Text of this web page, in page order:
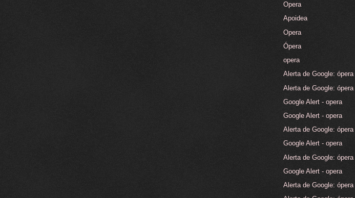
Opera
Apoidea
Opera
Ópera
opera
Alerta de Google: ópera
Alerta de Google: ópera
Google Alert - opera
Google Alert - opera
Alerta de Google: ópera
Google Alert - opera
Alerta de Google: ópera
Google Alert - opera
Alerta de Google: ópera